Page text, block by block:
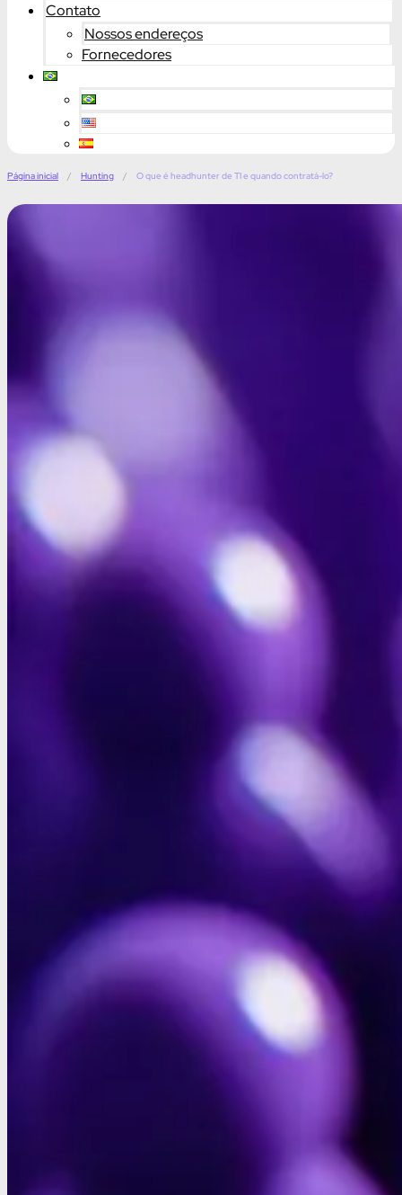
Contato
Nossos endereços
Fornecedores
Página inicial / Hunting / O que é headhunter de TI e quando contratá-lo?